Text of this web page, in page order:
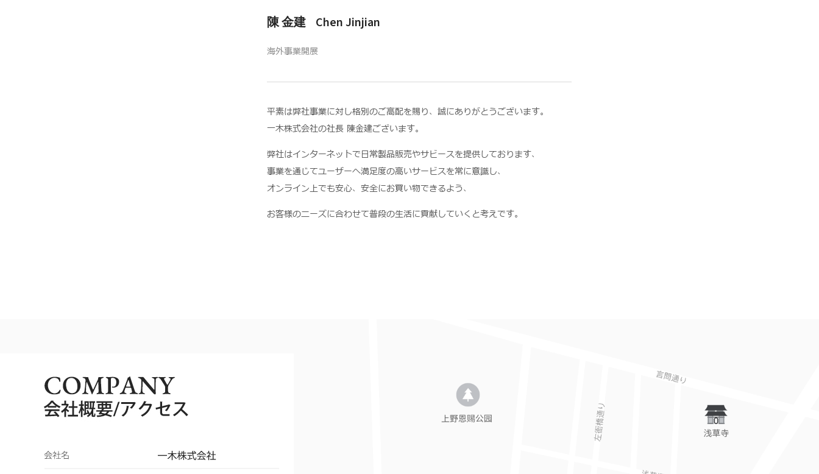
陳 金建 Chen Jinjian
海外事業開展
平素は弊社事業に対し格別のご高配を賜り、誠にありがとうございます。
一木株式会社の社長 陳金建ございます。
弊社はインターネットで日常製品販売やサビースを提供しております、
事業を通じてユーザーへ満足度の高いサービスを常に意識し、
オンライン上でも安心、安全にお買い物できるよう、
お客様のニーズに合わせて普段の生活に貢献していくと考えです。